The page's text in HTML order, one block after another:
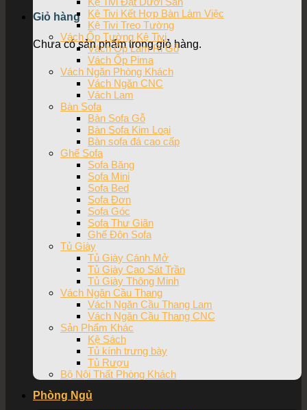
Giỏ hàng
Chưa có sản phẩm trong giỏ hàng.
Kệ Tivi Kết Hợp Bàn Làm Việc
Kệ Tivi Treo Tường
Vách Ốp Tường Kệ Tivi
Vách Ốp Lam Ri Gỗ
Vách Ốp Pima
Vách Ngăn Phòng Khách
Vách Ngăn CNC
Vách Lam
Bàn Sofa
Bàn Sofa Gỗ
Bàn Sofa Kim Loại
Bàn sofa đá cao cấp
Ghế Sofa
Sofa Băng
Sofa Mini
Sofa Bed
Sofa Đơn
Sofa Góc
Sofa Thư Giãn
Ghế Đôn Sofa
Tủ Giày
Tủ Giày Cánh Mở
Tủ Giày Cao Sát Trần
Tủ Giày Thông Minh
Vách Ngăn Cầu Thang
Vách Ngăn Cầu Thang Lam
Vách Ngăn Cầu Thang CNC
Sản Phẩm Khác
Kệ Sách
Tủ kính trưng bày
Tủ Rượu
Bộ Nội Thất Phòng Khách
Phòng Ngủ